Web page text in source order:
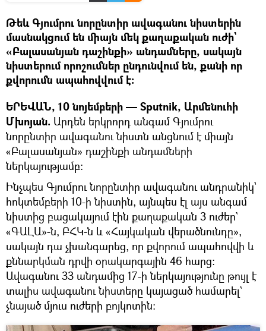
Թեև Գյումրու նորընտիր ավագանու նիստերին
մասնակցում են միայն մեկ քաղաքական ուժի`
«Բալասանյան դաշինքի» անդամները, սակայն
նիստերում որոշումներ ընդունվում են, քանի որ
քվորումն ապահովվում է։
ԵՐԵՎԱՆ, 10 նոյեմբերի — Sputnik, Արմենուհի
Մխոյան. Արդեն երկրորդ անգամ Գյումրու
նորընտիր ավագանու նիստն անցնում է միայն
«Բալասանյան» դաշինքի անդամների
ներկայությամբ:
Ինչպես Գյումրու նորընտիր ավագանու անդրանիկ՝
հոկտեմբերի 10-ի նիստին, այնպես էլ այս անգամ
նիստից բացակայում էին քաղաքական 3 ուժեր`
«ԳԱԼԱ»-ն, ԲՀԿ-ն և «Հայկական վերածնունդը»,
սակայն դա չխանգարեց, որ քվորում ապահովվի և
քննարկման դրվի օրակարգային 46 հարց։
Ավագանու 33 անդամից 17-ի ներկայությունը թույլ է
տալիս ավագանու նիստերը կայացած համարել`
չնայած մյուս ուժերի բոյկոտին: